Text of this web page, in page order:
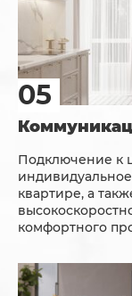
Подключение к
квартире, а
комфортного